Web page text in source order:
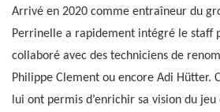
Arrivé en 2020 comme entraîneur du
Perrinelle a rapidement intégré le staff
collaboré avec des techniciens de
Philippe Clement ou encore Adi Hütter.
lui ont permis d’enrichir sa vision du